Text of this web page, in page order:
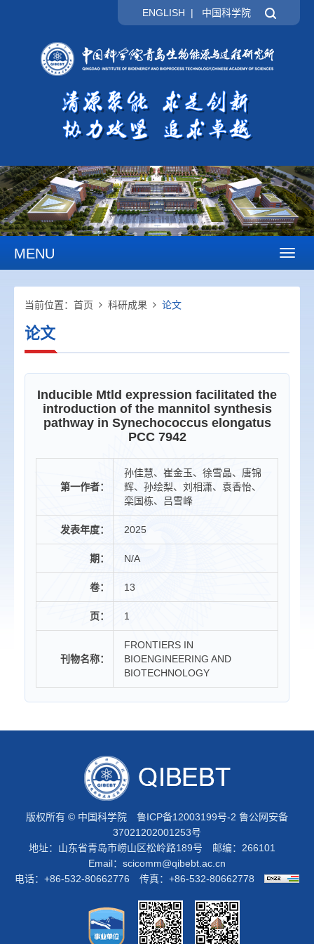
ENGLISH | 中国科学院
MENU
当前位置： 首页 科研成果 论文
论文
Inducible Mtld expression facilitated the
introduction of the mannitol synthesis
pathway in Synechococcus elongatus
PCC 7942
第一作者：
孙佳慧、崔金玉、徐雪晶、唐锦
辉、孙绘梨、刘相潇、袁香怡、
栾国栋、吕雪峰
发表年度： 2025
期： N/A
卷： 13
页： 1
刊物名称：
FRONTIERS IN
BIOENGINEERING AND
BIOTECHNOLOGY
版权所有 © 中国科学院 鲁ICP备12003199号-2 鲁公网安备
37021202001253号
地址：山东省青岛市崂山区松岭路189号 邮编：266101
Email： scicomm@qibebt.ac.cn
电话：+86-532-80662776 传真：+86-532-80662778